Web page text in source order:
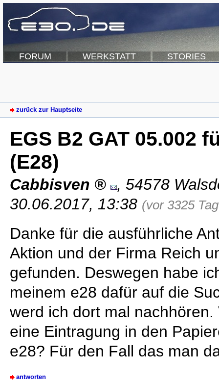
FORUM WERKSTATT STORIES
zurück zur Hauptseite
EGS B2 GAT 05.002
(E28)
Cabbisven , 54578
30.06.2017, 13:38 (vor 3325
Danke für die ausführliche
Aktion und der Firma Reich
gefunden. Deswegen habe
meinem e28 dafür auf die
werd ich dort mal
eine Eintragung in den
e28? Für den Fall das man
antworten